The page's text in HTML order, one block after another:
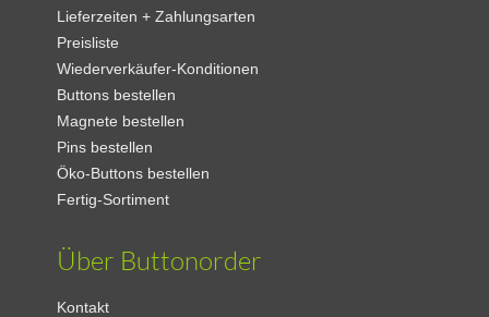
Lieferzeiten + Zahlungsarten
Preisliste
Wiederverkäufer-Konditionen
Buttons bestellen
Magnete bestellen
Pins bestellen
Öko-Buttons bestellen
Fertig-Sortiment
Über Buttonorder
Kontakt